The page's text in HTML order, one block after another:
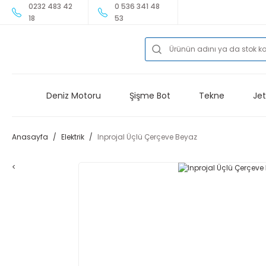
0232 483 42
18
0 536 341 48
53
Deniz Motoru Şişme Bot Tekne
Anasayfa Elektrik Inprojal Üçlü Çerçeve Beyaz
<